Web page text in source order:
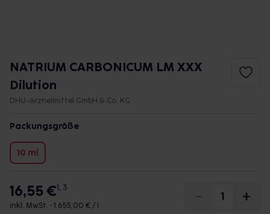
NATRIUM CARBONICUM LM XXX
Dilution
DHU-Arzneimittel GmbH & Co. KG
Packungsgröße
10 ml
16,55 €1, 3
inkl. MwSt. • 1.655,00 € / l